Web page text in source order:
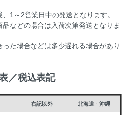
1～2営業日中の発送となります。
などの場合は入荷次第発送となりま
た場合などは多少遅れる場合があり
／税込表記
右記以外 北海道・沖縄